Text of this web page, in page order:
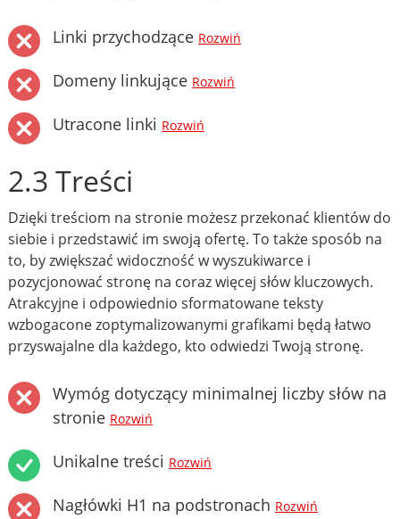
Linki przychodzące Rozwiń
Domeny linkujące Rozwiń
Utracone linki Rozwiń
2.3 Treści
Dzięki treściom na stronie możesz przekonać klientów do
siebie i przedstawić im swoją ofertę. To także sposób na
to, by zwiększać widoczność w wyszukiwarce i
pozycjonować stronę na coraz więcej słów kluczowych.
Atrakcyjne i odpowiednio sformatowane teksty
wzbogacone zoptymalizowanymi grafikami będą łatwo
przyswajalne dla każdego, kto odwiedzi Twoją stronę.
Wymóg dotyczący minimalnej liczby słów na
stronie Rozwiń
Unikalne treści Rozwiń
Nagłówki H1 na podstronach Rozwiń